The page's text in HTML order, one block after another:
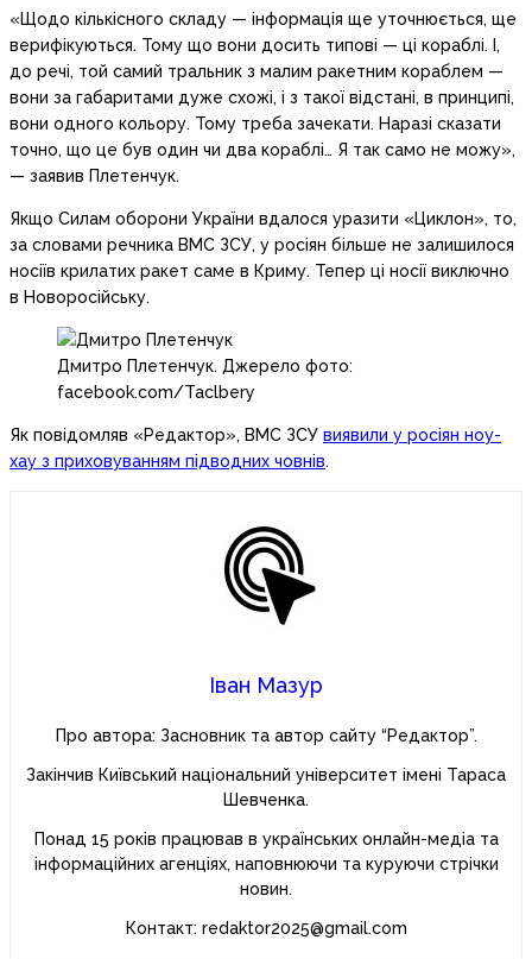
«Щодо кількісного складу — інформація ще уточнюється, ще
верифікуються. Тому що вони досить типові — ці кораблі. І,
до речі, той самий тральник з малим ракетним кораблем —
вони за габаритами дуже схожі, і з такої відстані, в принципі,
вони одного кольору. Тому треба зачекати. Наразі сказати
точно, що це був один чи два кораблі… Я так само не можу»,
— заявив Плетенчук.
Якщо Силам оборони України вдалося уразити «Циклон», то,
за словами речника ВМС ЗСУ, у росіян більше не залишилося
носіїв крилатих ракет саме в Криму. Тепер ці носії виключно
в Новоросійську.
Дмитро Плетенчук. Джерело фото:
facebook.com/Taclbery
Як повідомляв «Редактор», ВМС ЗСУ виявили у росіян ноу-
хау з приховуванням підводних човнів.
Іван Мазур
Про автора: Засновник та автор сайту “Редактор”.
Закінчив Київський національний університет імені Тараса
Шевченка.
Понад 15 років працював в українських онлайн-медіа та
інформаційних агенціях, наповнюючи та куруючи стрічки
новин.
Контакт: redaktor2025@gmail.com